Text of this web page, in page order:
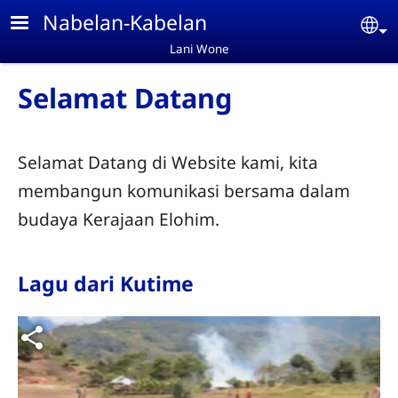
Skip to main content
Nabelan-Kabelan
Lani Wone
Selamat Datang
Selamat Datang di Website kami, kita
membangun komunikasi bersama dalam
budaya Kerajaan Elohim.
Berkas video
Lagu dari Kutime